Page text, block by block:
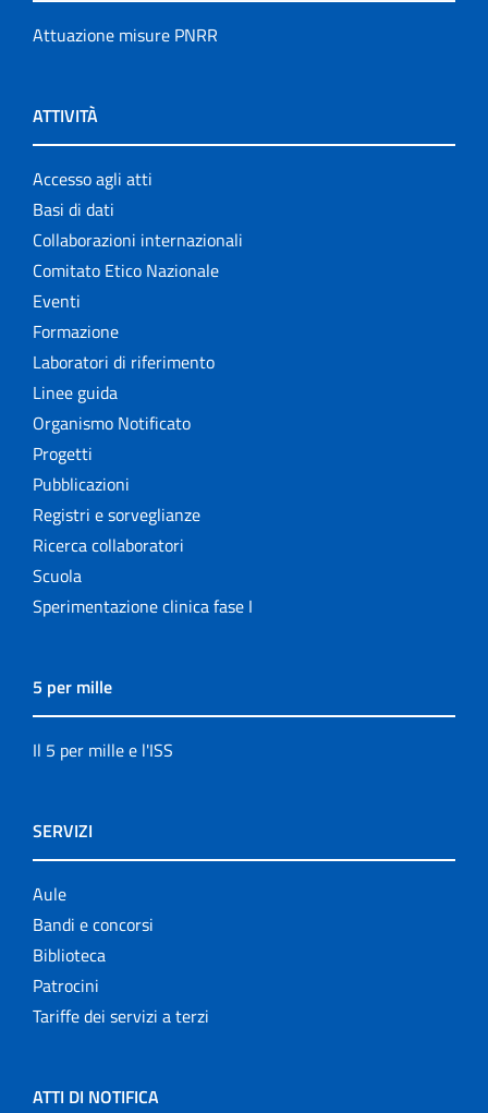
Attuazione misure PNRR
ATTIVITÀ
Accesso agli atti
Basi di dati
Collaborazioni internazionali
Comitato Etico Nazionale
Eventi
Formazione
Laboratori di riferimento
Linee guida
Organismo Notificato
Progetti
Pubblicazioni
Registri e sorveglianze
Ricerca collaboratori
Scuola
Sperimentazione clinica fase I
5 per mille
Il 5 per mille e l'ISS
SERVIZI
Aule
Bandi e concorsi
Biblioteca
Patrocini
Tariffe dei servizi a terzi
ATTI DI NOTIFICA